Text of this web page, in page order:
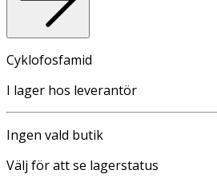
Cyklofosfamid
I lager hos leverantör
Ingen vald butik
Välj för att se lagerstatus